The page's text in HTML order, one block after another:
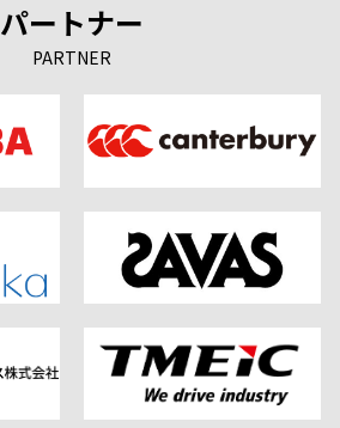
パートナー
PARTNER